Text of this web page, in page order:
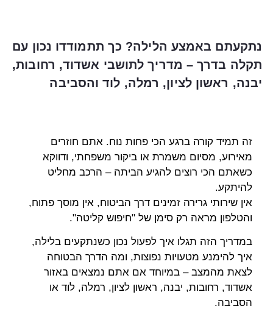
נתקעתם באמצע הלילה? כך תתמודדו נכון עם
תקלה בדרך – מדריך לתושבי אשדוד, רחובות,
יבנה, ראשון לציון, רמלה, לוד והסביבה
זה תמיד קורה ברגע הכי פחות נוח. אתם חוזרים
מאירוע, מסיום משמרת או ביקור משפחתי, ודווקא
כשאתם הכי רוצים להגיע הביתה – הרכב מחליט
להיתקע.
אין שירותי גרירה זמינים דרך הביטוח, אין מוסך פתוח,
והטלפון מראה רק סימן של "חיפוש קליטה".
במדריך הזה תגלו איך לפעול נכון כשנתקעים בלילה,
איך להימנע מטעויות נפוצות, ומה הדרך הבטוחה
לצאת מהמצב – במיוחד אם אתם נמצאים באזור
אשדוד, רחובות, יבנה, ראשון לציון, רמלה, לוד או
הסביבה.